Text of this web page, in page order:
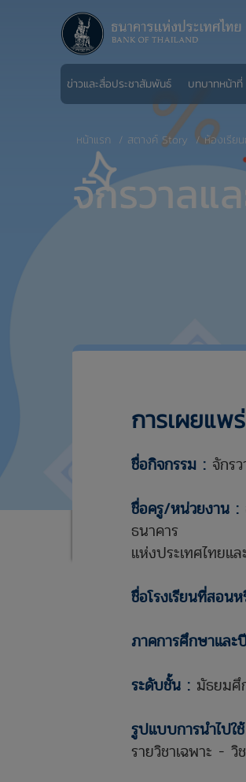
ข่าวและสื่อประชาสัมพันธ์ บทบาทหน้า
หน้าแรก สตางค์ Story ห้องเรีย
จักรวาลแ
การเผยแพ
ชื่อกิจกรรม : จักร
ชื่อครู/หน่วยงาน :
ธนาคาร
แห่งประเทศไทยแ
ชื่อโรงเรียนที่สอน
ภาคการศึกษาแล
ระดับชั้น : มัธยม
รูปแบบการนำไปใ
รายวิชาเฉพาะ - วิ